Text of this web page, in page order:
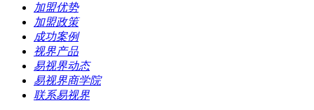
加盟优势
加盟政策
成功案例
视界产品
易视界动态
易视界商学院
联系易视界